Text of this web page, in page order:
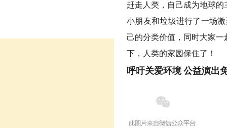
赶走人类，自己成为地球
小朋友和垃圾进行了一场
己的分类价值，同时大家
下，人类的家园保住了！
呼吁关爱环境 公益演出